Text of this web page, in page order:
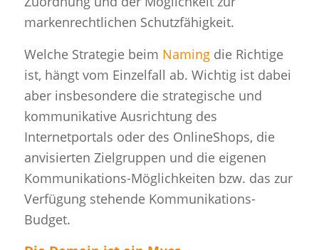
markenrechtlichen Schutzfähigkeit.
Welche Strategie beim Namingdie Richtige
ist, hängt vom Einzelfall ab. Wichtig ist dabei
aber insbesondere die strategische und
kommunikative Ausrichtung des
Internetportals oder des OnlineShops, die
anvisierten Zielgruppen und die eigenen
Kommunikations-Möglichkeiten bzw. das zur
Verfügung stehende Kommunikations-
Budget.